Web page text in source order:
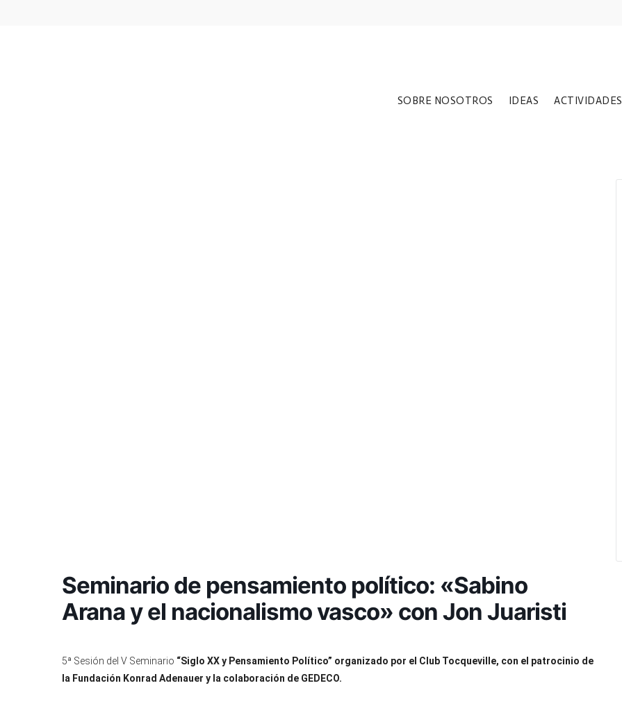
SOBRE NOSOTROS IDEAS ACTIVIDADES
Seminario de pensamiento político: «Sabino
Arana y el nacionalismo vasco» con Jon Juaristi
5ª Sesión del V Seminario “Siglo XX y Pensamiento Político” organizado por el Club Tocqueville, con el patrocinio de
la Fundación Konrad Adenauer y la colaboración de GEDECO.